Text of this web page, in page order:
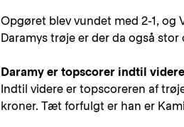
Opgøret blev vundet med 2-1, og
Daramys trøje er der da også
Daramy er topscorer indtil videre
Indtil videre er topscoreren af
kroner. Tæt forfulgt er han er